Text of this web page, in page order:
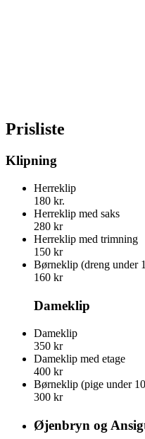
Prisliste
Klipning
Herreklip
180 kr.
Herreklip med saks
280 kr
Herreklip med trimning
150 kr
Børneklip (dreng under
160 kr
Dameklip
Dameklip
350 kr
Dameklip med etage
400 kr
Børneklip (pige under
300 kr
Øjenbryn og